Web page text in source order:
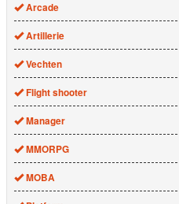
Arcade
Artillerie
Vechten
Flight shooter
Manager
MMORPG
MOBA